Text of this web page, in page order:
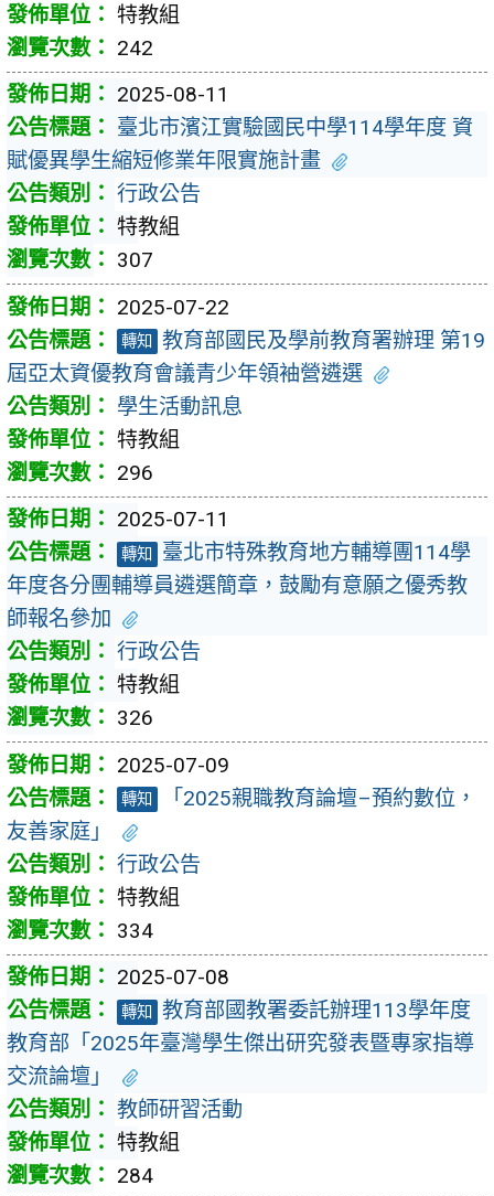
特教組
242
2025-08-11
臺北市濱江實驗國民中學114學年度 資
賦優異學生縮短修業年限實施計畫
行政公告
特教組
307
2025-07-22
轉知
教育部國民及學前教育署辦理 第19
屆亞太資優教育會議青少年領袖營遴選
學生活動訊息
特教組
296
2025-07-11
轉知
臺北市特殊教育地方輔導團114學
年度各分團輔導員遴選簡章，鼓勵有意願之優秀教
師報名參加
行政公告
特教組
326
2025-07-09
轉知
「2025親職教育論壇–預約數位，
友善家庭」
行政公告
特教組
334
2025-07-08
轉知
教育部國教署委託辦理113學年度
教育部「2025年臺灣學生傑出研究發表暨專家指導
交流論壇」
教師研習活動
特教組
284